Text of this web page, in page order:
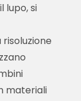
lupo, si
materiali